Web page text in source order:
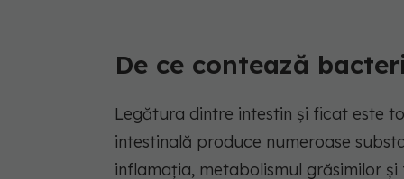
De ce contează
Legătura dintre intestin și ficat este
intestinală produce numeroase
inflamația, metabolismul grăsimilor